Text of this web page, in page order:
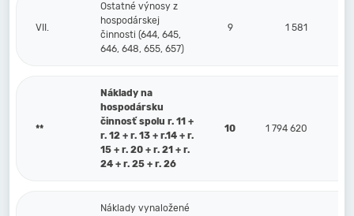
VII.
Ostatné výnosy z
hospodárskej
činnosti (644, 645,
646, 648, 655, 657)
9 1 581
**
Náklady na
hospodársku
činnosť spolu r. 11 +
r. 12 + r. 13 + r.14 + r.
15 + r. 20 + r. 21 + r.
24 + r. 25 + r. 26
10 1 794 620
Náklady vynaložené